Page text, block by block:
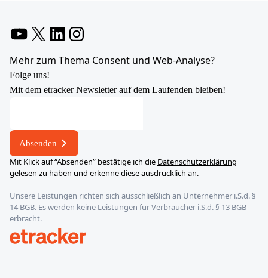
Mehr zum Thema Consent und Web-Analyse?
Folge uns!
Mit dem etracker Newsletter auf dem Laufenden bleiben!
Absenden
Mit Klick auf “Absenden” bestätige ich die Datenschutzerklärung
gelesen zu haben und erkenne diese ausdrücklich an.
Unsere Leistungen richten sich ausschließlich an Unternehmer i.S.d. §
14 BGB. Es werden keine Leistungen für Verbraucher i.S.d. § 13 BGB
erbracht.